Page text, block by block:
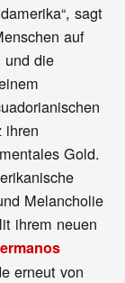
sagt
auf
und die
ihren
Gold.
Melancholie
ihrem neuen
erneut von